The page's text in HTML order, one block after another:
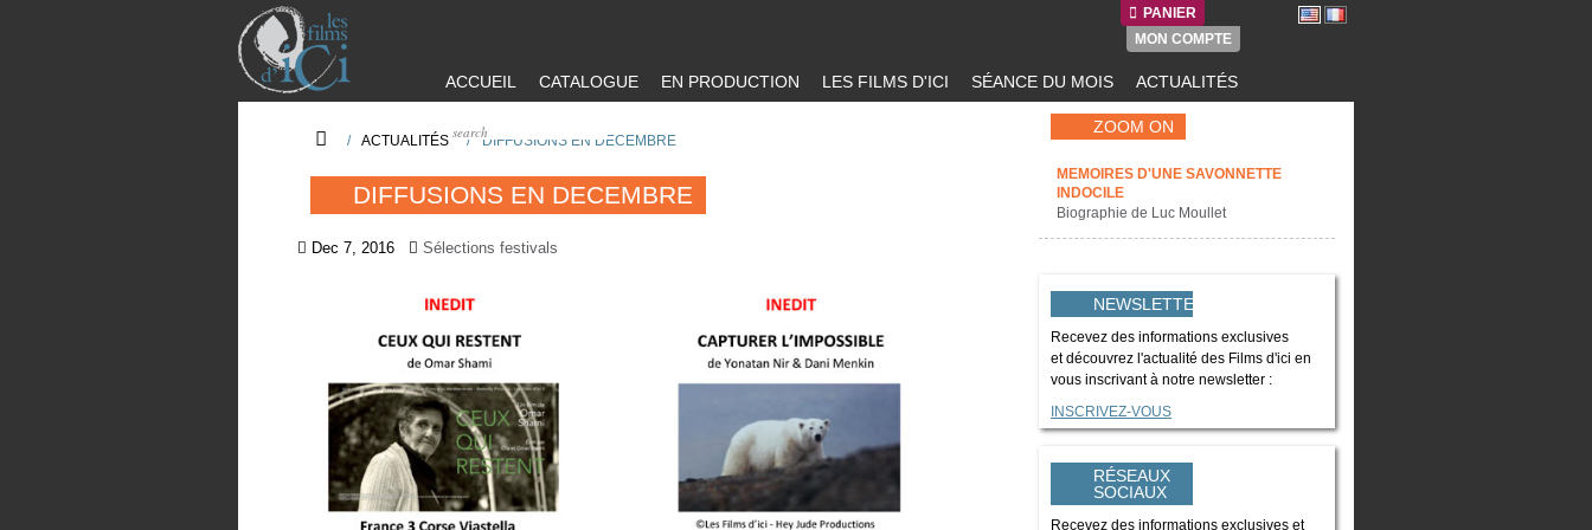
PANIER
MON COMPTE
ACCUEIL CATALOGUE EN PRODUCTION LES FILMS D'ICI SÉANCE DU MOIS ACTUALITÉS
/ ACTUALITÉS / DIFFUSIONS EN DECEMBRE
DIFFUSIONS EN DECEMBRE
Dec 7, 2016 Sélections festivals
ZOOM ON
MEMOIRES D'UNE SAVONNETTE
INDOCILE
Biographie de Luc Moullet
NEWSLETTER
Recevez des informations exclusives
et découvrez l'actualité des Films d'ici en
vous inscrivant à notre newsletter :
INSCRIVEZ-VOUS
RÉSEAUX
SOCIAUX
Recevez des informations exclusives et